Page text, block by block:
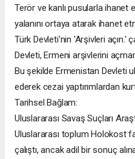
Terör ve kanlı pusularla ihanet
yalanını ortaya atarak ihanet
Türk Devleti'nin 'Arşivleri açın.'
Devleti, Ermeni arşivlerini
Bu şekilde Ermenistan Devleti
ederek cezai yaptırımlardan
Tarihsel Bağlam:
Uluslararası Savaş Suçları
Uluslararası toplum Holokost
çalıştı, ancak adil bir sonuç